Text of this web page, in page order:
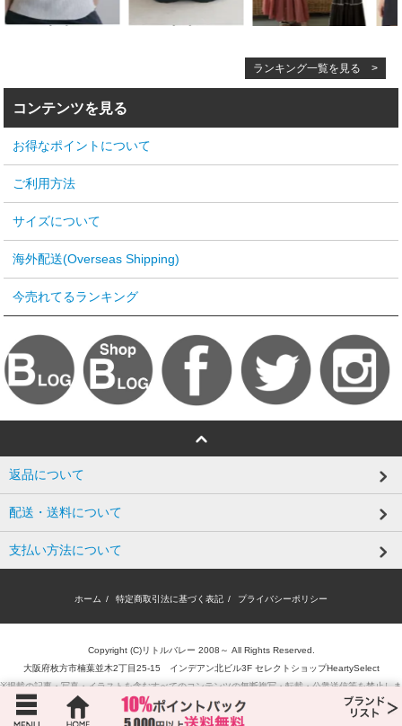
ランキング一覧を見る >
コンテンツを見る
お得なポイントについて
ご利用方法
サイズについて
海外配送(Overseas Shipping)
今売れてるランキング
返品について
配送・送料について
支払い方法について
ホーム / 特定商取引法に基づく表記 / プライバシーポリシー
Copyright (C)リトルバレー 2008～ All Rights Reserved.
大阪府枚方市楠葉並木2丁目25-15 インデアン北ビル3F セレクトショップHeartySelect
※掲載の記事・写真・イラストを含むすべてのコンテンツの無断複写・転載・公衆送信等を禁止しま
す。